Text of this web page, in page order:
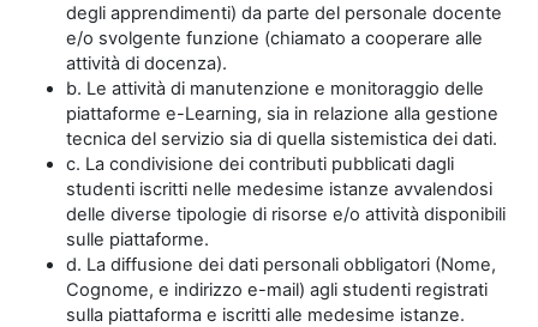
degli apprendimenti) da parte del personale docente
e/o svolgente funzione (chiamato a cooperare alle
attività di docenza).
b. Le attività di manutenzione e monitoraggio delle
piattaforme e-Learning, sia in relazione alla gestione
tecnica del servizio sia di quella sistemistica dei dati.
c. La condivisione dei contributi pubblicati dagli
studenti iscritti nelle medesime istanze avvalendosi
delle diverse tipologie di risorse e/o attività disponibili
sulle piattaforme.
d. La diffusione dei dati personali obbligatori (Nome,
Cognome, e indirizzo e-mail) agli studenti registrati
sulla piattaforma e iscritti alle medesime istanze.